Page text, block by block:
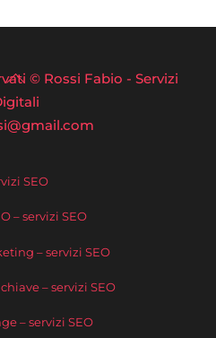
Back
To
Top
© Rossi Fabio - Servizi
SEO
– servizi SEO
– servizi SEO
– servizi SEO
– servizi SEO